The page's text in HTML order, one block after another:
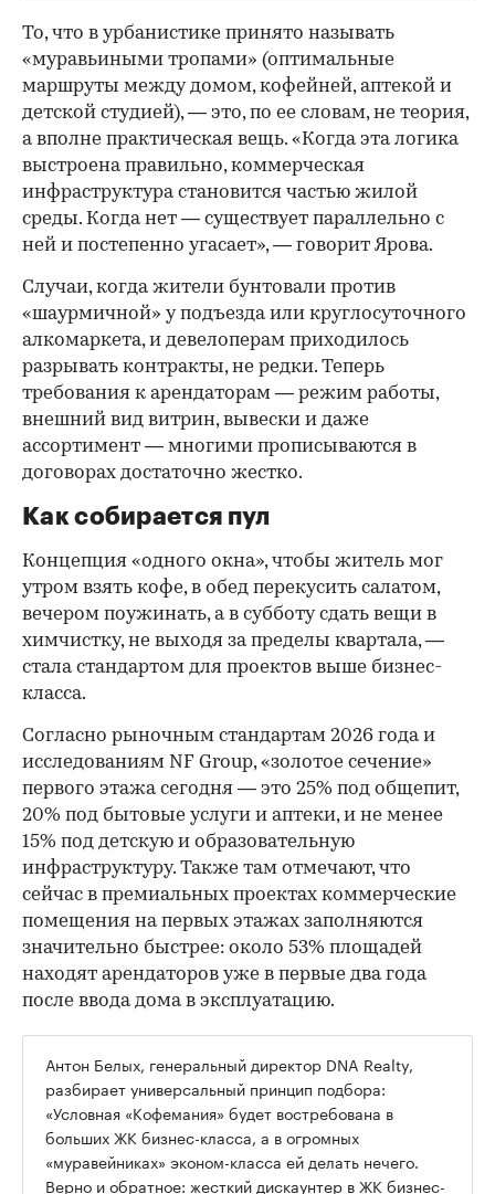
То, что в урбанистике принято называть
«муравьиными тропами» (оптимальные
маршруты между домом, кофейней, аптекой и
детской студией), — это, по ее словам, не теория,
а вполне практическая вещь. «Когда эта логика
выстроена правильно, коммерческая
инфраструктура становится частью жилой
среды. Когда нет — существует параллельно с
ней и постепенно угасает», — говорит Ярова.
Случаи, когда жители бунтовали против
«шаурмичной» у подъезда или круглосуточного
алкомаркета, и девелоперам приходилось
разрывать контракты, не редки. Теперь
требования к арендаторам — режим работы,
внешний вид витрин, вывески и даже
ассортимент — многими прописываются в
договорах достаточно жестко.
Как собирается пул
Концепция «одного окна», чтобы житель мог
утром взять кофе, в обед перекусить салатом,
вечером поужинать, а в субботу сдать вещи в
химчистку, не выходя за пределы квартала, —
стала стандартом для проектов выше бизнес-
класса.
Согласно рыночным стандартам 2026 года и
исследованиям NF Group, «золотое сечение»
первого этажа сегодня — это 25% под общепит,
20% под бытовые услуги и аптеки, и не менее
15% под детскую и образовательную
инфраструктуру. Также там отмечают, что
сейчас в премиальных проектах коммерческие
помещения на первых этажах заполняются
значительно быстрее: около 53% площадей
находят арендаторов уже в первые два года
после ввода дома в эксплуатацию.
Антон Белых, генеральный директор DNA Realty,
разбирает универсальный принцип подбора:
«Условная «Кофемания» будет востребована в
больших ЖК бизнес-класса, а в огромных
«муравейниках» эконом-класса ей делать нечего.
Верно и обратное: жесткий дискаунтер в ЖК бизнес-